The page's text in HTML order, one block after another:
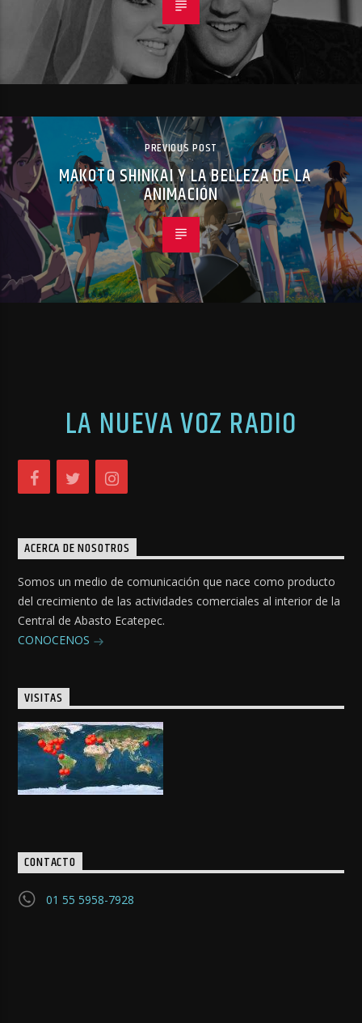
PREVIOUS POST
MAKOTO SHINKAI Y LA BELLEZA DE LA
ANIMACIÓN
LA NUEVA VOZ RADIO
ACERCA DE NOSOTROS
Somos un medio de comunicación que nace como producto
del crecimiento de las actividades comerciales al interior de la
Central de Abasto Ecatepec.
CONOCENOS
VISITAS
CONTACTO
01 55 5958-7928